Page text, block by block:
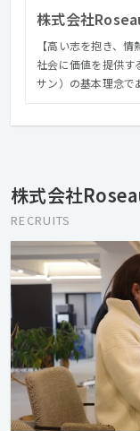
株式会社
【高い志を抱き、
社会に価値を提供す
サン）の基本理念で
株式会社
RECRUITS